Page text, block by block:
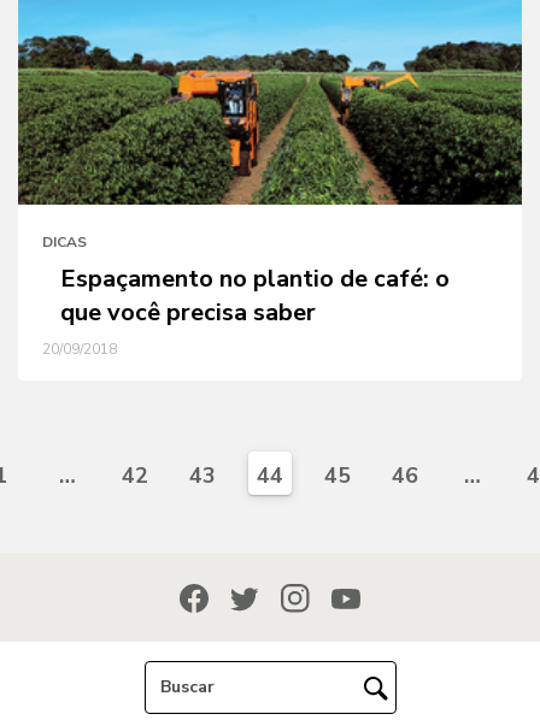
DICAS
Espaçamento no plantio de café: o
que você precisa saber
20/09/2018
… 42 43 44 45 46 …